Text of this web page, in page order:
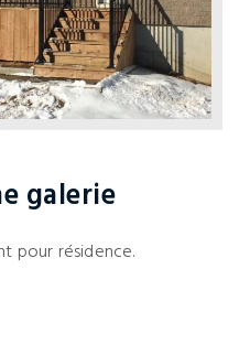
galerie
pour résidence.